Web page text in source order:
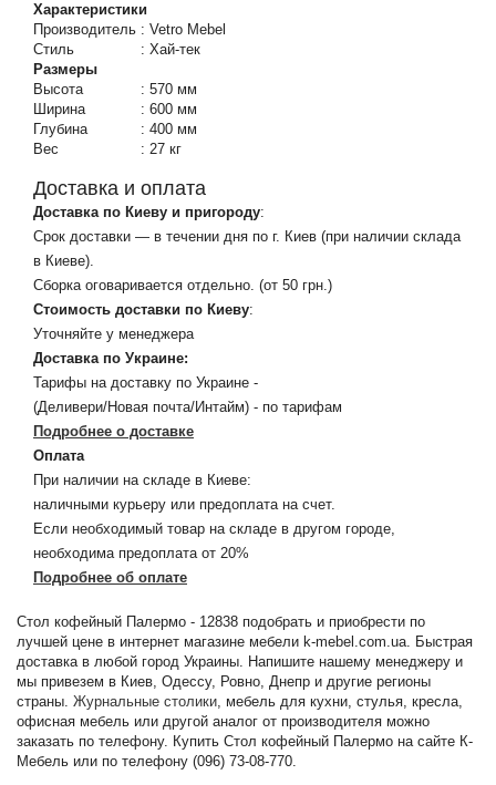
Характеристики
Производитель : Vetro Mebel
Стиль
: Хай-тек
Размеры
Высота
: 570 мм
Ширина
: 600 мм
Глубина
: 400 мм
Вес
: 27 кг
Доставка и оплата
Доставка по Киеву и пригороду:
Срок доставки — в течении дня по г. Киев (при наличии склада
в Киеве).
Сборка оговаривается отдельно. (от 50 грн.)
Стоимость доставки по Киеву:
Уточняйте у менеджера
Доставка по Украине:
Тарифы на доставку по Украине -
(Деливери/Новая почта/Интайм) - по тарифам
Подробнее о доставке
Оплата
При наличии на складе в Киеве:
наличными курьеру или предоплата на счет.
Если необходимый товар на складе в другом городе,
необходима предоплата от 20%
Подробнее об оплате
Стол кофейный Палермо - 12838 подобрать и приобрести по
лучшей цене в интернет магазине мебели k-mebel.com.ua. Быстрая
доставка в любой город Украины. Напишите нашему менеджеру и
мы привезем в Киев, Одессу, Ровно, Днепр и другие регионы
страны. Журнальные столики, мебель для кухни, стулья, кресла,
офисная мебель или другой аналог от производителя можно
заказать по телефону. Купить Стол кофейный Палермо на сайте К-
Мебель или по телефону (096) 73-08-770.